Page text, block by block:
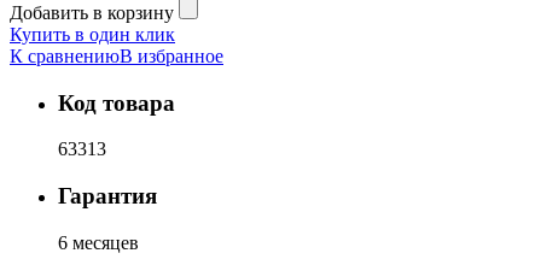
Добавить в корзину
Купить в один клик
К сравнениюВ избранное
Код товара
63313
Гарантия
6 месяцев